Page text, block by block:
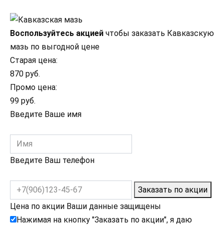
Воспользуйтесь акцией чтобы заказать Кавказскую
мазь по выгодной цене
Старая цена:
870 руб.
Промо цена:
99 руб.
Введите Ваше имя
Введите Ваш телефон
Заказать по акции
Цена по акции Ваши данные защищены
Нажимая на кнопку "Заказать по акции", я даю